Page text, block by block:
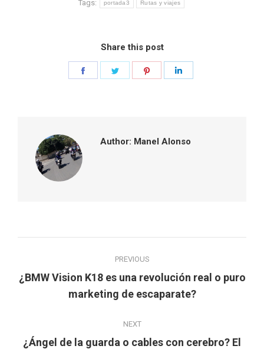
Tags: portada3 Rutas y viajes
Share this post
Author: Manel Alonso
navigation
PREVIOUS
Previous
post:
¿BMW Vision K18 es una revolución real o puro
marketing de escaparate?
NEXT
¿Ángel de la guarda o cables con cerebro? El